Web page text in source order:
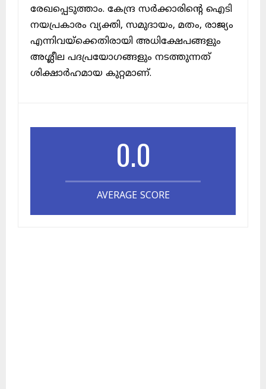
രേഖപ്പെടുത്താം. കേന്ദ്ര സർക്കാരിന്റെ ഐടി
നയപ്രകാരം വ്യക്തി, സമുദായം, മതം, രാജ്യം
എന്നിവയ്ക്കെതിരായി അധിക്ഷേപങ്ങളും
അശ്ലീല പദപ്രയോഗങ്ങളും നടത്തുന്നത്
ശിക്ഷാർഹമായ കുറ്റമാണ്.
0.0
AVERAGE SCORE